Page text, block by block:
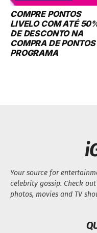
COMPRE PONTOS
LIVELO COM ATÉ
DE DESCONTO NA
COMPRA DE PONTOS
PROGRAMA
Your source for
celebrity gossip. Check
photos, movies and TV